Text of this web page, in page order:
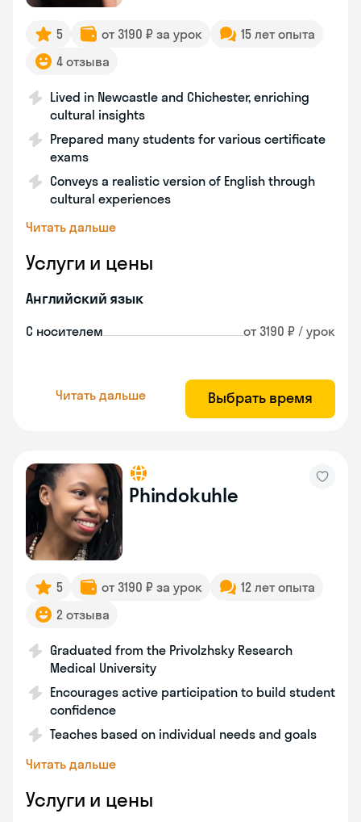
5 от 3190 ₽ за урок
15 лет опыта
4 отзыва
Lived in Newcastle and Chichester, enriching
cultural insights
Prepared many students for various certificate
exams
Conveys a realistic version of English through
cultural experiences
Читать дальше
Услуги и цены
Английский язык
С носителем от 3190 ₽ / урок
Читать дальше Выбрать время
Phindokuhle
5 от 3190 ₽ за урок
12 лет опыта
2 отзыва
Graduated from the Privolzhsky Research
Medical University
Encourages active participation to build student
confidence
Teaches based on individual needs and goals
Читать дальше
Услуги и цены